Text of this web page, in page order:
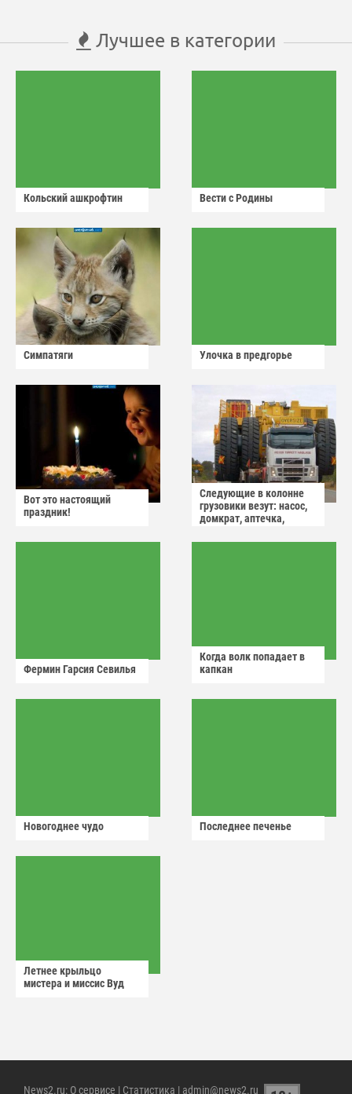
Лучшее в категории
Кольский ашкрофтин Вести с Родины
Симпатяги Улочка в предгорье
Вот это настоящий
праздник!
Следующие в колонне
грузовики везут: насос,
домкрат, аптечка,
Фермин Гарсия Севилья
Когда волк попадает в
капкан
Новогоднее чудо Последнее печенье
Летнее крыльцо
мистера и миссис Вуд
News2.ru: О сервисе | Статистика | admin@news2.ru